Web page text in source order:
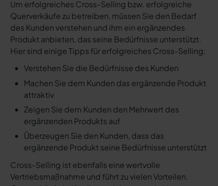
Um erfolgreiches Cross-Selling bzw. erfolgreiche
Querverkäufe zu betreiben, müssen Sie den Bedarf
des Kunden verstehen und ihm ein ergänzendes
Produkt anbieten, das seine Bedürfnisse unterstützt.
Hier sind einige Tipps für erfolgreiches Cross-Selling:
Verstehen Sie die Bedürfnisse des Kunden
Machen Sie dem Kunden das ergänzende Produkt
attraktiv
Zeigen Sie dem Kunden den Mehrwert des
ergänzenden Produkts auf
Überzeugen Sie den Kunden, dass das
ergänzende Produkt seine Bedürfnisse unterstützt
Cross-Selling ist ebenfalls eine wertvolle
Vertriebsmaßnahme und führt zu vielen Vorteilen.